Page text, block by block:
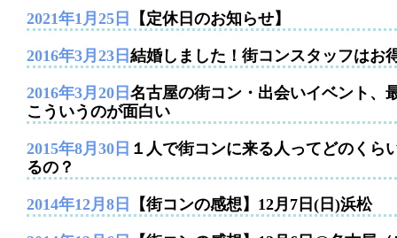
2021年1月25日 【定休日のお知らせ】
2016年3月23日 結婚しました！街コンスタッフはお
2016年3月20日 名古屋の街コン・出会いイベント、
こういうのが面白い
2015年8月30日 １人で街コンに来る人ってどのくら
るの？
2014年12月8日 【街コンの感想】12月7日(日)浜松